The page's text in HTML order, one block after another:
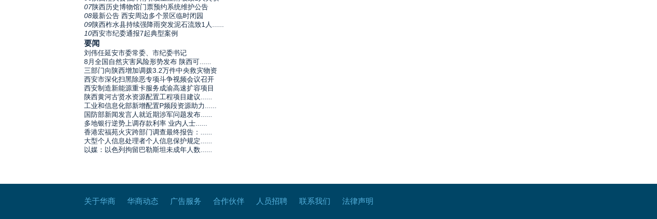
07陕西历史博物馆门票预约系统维护公告
08最新公告 西安周边多个景区临时闭园
09陕西柞水县持续强降雨突发泥石流致1人......
10西安市纪委通报7起典型案例
要闻
刘伟任延安市委常委、市纪委书记
8月全国自然灾害风险形势发布 陕西可......
三部门向陕西增加调拨3.2万件中央救灾物资
西安市深化扫黑除恶专项斗争视频会议召开
西安制造新能源重卡服务成渝高速扩容项目
陕西黄河古贤水资源配置工程项目建议......
工业和信息化部新增配置P频段资源助力......
国防部新闻发言人就近期涉军问题发布......
多地银行逆势上调存款利率 业内人士......
香港宏福苑火灾跨部门调查最终报告：......
大型个人信息处理者个人信息保护规定......
以媒：以色列拘留巴勒斯坦未成年人数......
关于华商 华商动态 广告服务 合作伙伴 人员招聘 联系我们 法律声明